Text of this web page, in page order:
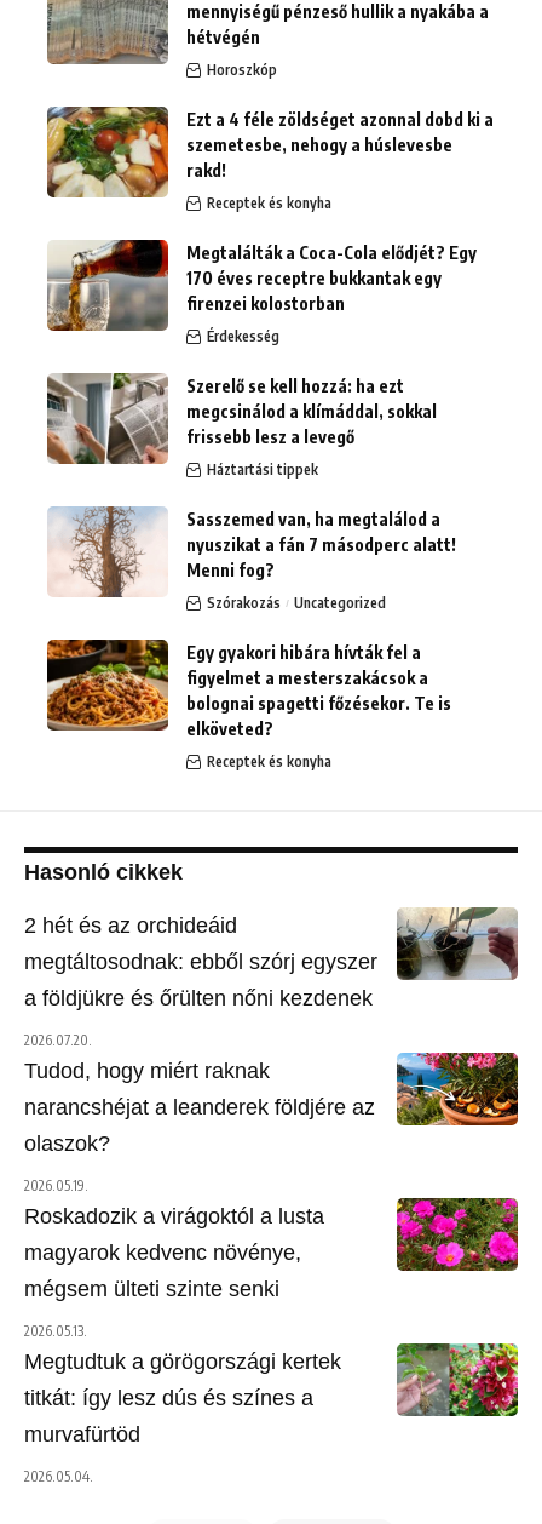
mennyiségű pénzeső hullik a nyakába a
hétvégén
Horoszkóp
Ezt a 4 féle zöldséget azonnal dobd ki a
szemetesbe, nehogy a húslevesbe
rakd!
Receptek és konyha
Megtalálták a Coca-Cola elődjét? Egy
170 éves receptre bukkantak egy
firenzei kolostorban
Érdekesség
Szerelő se kell hozzá: ha ezt
megcsinálod a klímáddal, sokkal
frissebb lesz a levegő
Háztartási tippek
Sasszemed van, ha megtalálod a
nyuszikat a fán 7 másodperc alatt!
Menni fog?
Szórakozás Uncategorized
Egy gyakori hibára hívták fel a
figyelmet a mesterszakácsok a
bolognai spagetti főzésekor. Te is
elköveted?
Receptek és konyha
Hasonló cikkek
2 hét és az orchideáid
megtáltosodnak: ebből szórj egyszer
a földjükre és őrülten nőni kezdenek
2026.07.20.
Tudod, hogy miért raknak
narancshéjat a leanderek földjére az
olaszok?
2026.05.19.
Roskadozik a virágoktól a lusta
magyarok kedvenc növénye,
mégsem ülteti szinte senki
2026.05.13.
Megtudtuk a görögországi kertek
titkát: így lesz dús és színes a
murvafürtöd
2026.05.04.